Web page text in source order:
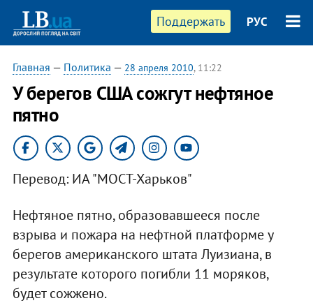
Поддержать РУС
Главная — Политика — 28 апреля 2010, 11:22
У берегов США сожгут нефтяное
пятно
Перевод: ИА "МОСТ-Харьков"
Нефтяное пятно, образовавшееся после
взрыва и пожара на нефтной платформе у
берегов американского штата Луизиана, в
результате которого погибли 11 моряков,
будет сожжено.